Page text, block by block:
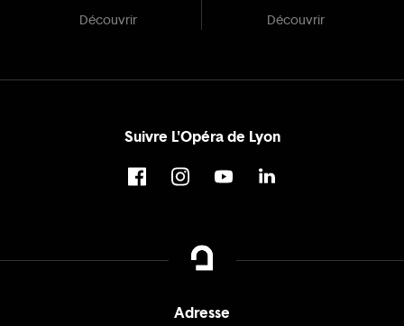
Découvrir Découvrir
Suivre L'Opéra de Lyon
Adresse